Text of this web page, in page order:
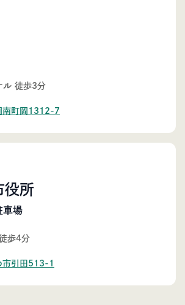
ル 徒歩3分
南町岡1312-7
役所
車場
歩4分
市引田513-1